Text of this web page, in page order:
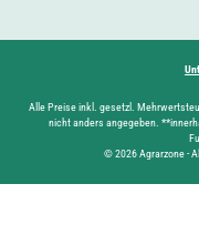
Alle Preise inkl. gesetzl.
nicht anders angegeben.
© 2026 Agrarzone -